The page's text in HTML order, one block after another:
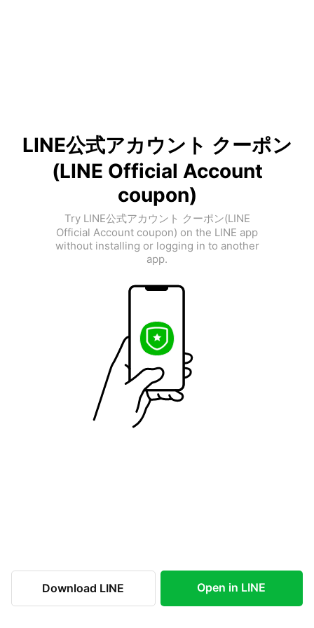
LINE公式アカウント クーポン
(LINE Official Account
coupon)
Try LINE公式アカウント クーポン(LINE
Official Account coupon) on the LINE app
without installing or logging in to another
app.
Download LINE Open in LINE